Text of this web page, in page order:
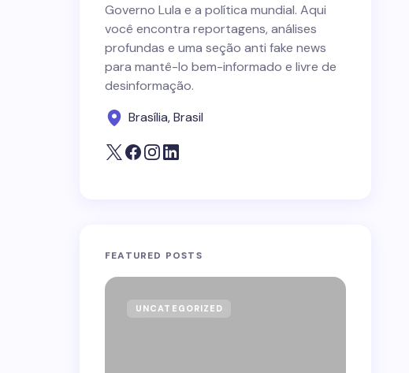
Governo Lula e a política mundial. Aqui
você encontra reportagens, análises
profundas e uma seção anti fake news
para mantê-lo bem-informado e livre de
desinformação.
Brasília, Brasil
FEATURED POSTS
UNCATEGORIZED